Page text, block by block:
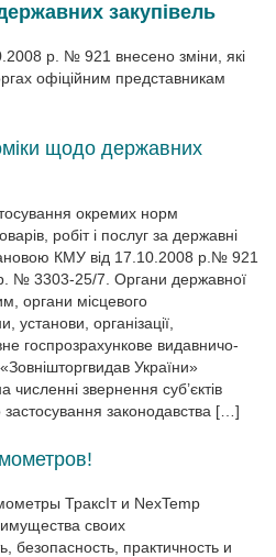
закупівель
р. № 921 внесено зміни, які
офіційним представникам
щодо державних
окремих норм
робіт і послуг за державні
КМУ від 17.10.2008 р.№ 921
№ 3303-25/7. Органи державної
органи місцевого
установи, організації,
госпрозрахункове видавничо-
України»
численні звернення суб’єктів
законодавства […]
ТраксIт и NexTemp
своих
безопасность, практичность и